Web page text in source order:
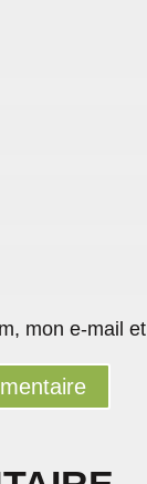
mon e-mail